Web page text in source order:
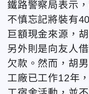
鐵路警察局表示
不慎忘記將裝有
巨額現金來源，
另外則是向友人
欠款。然而，胡
工廠已工作12年